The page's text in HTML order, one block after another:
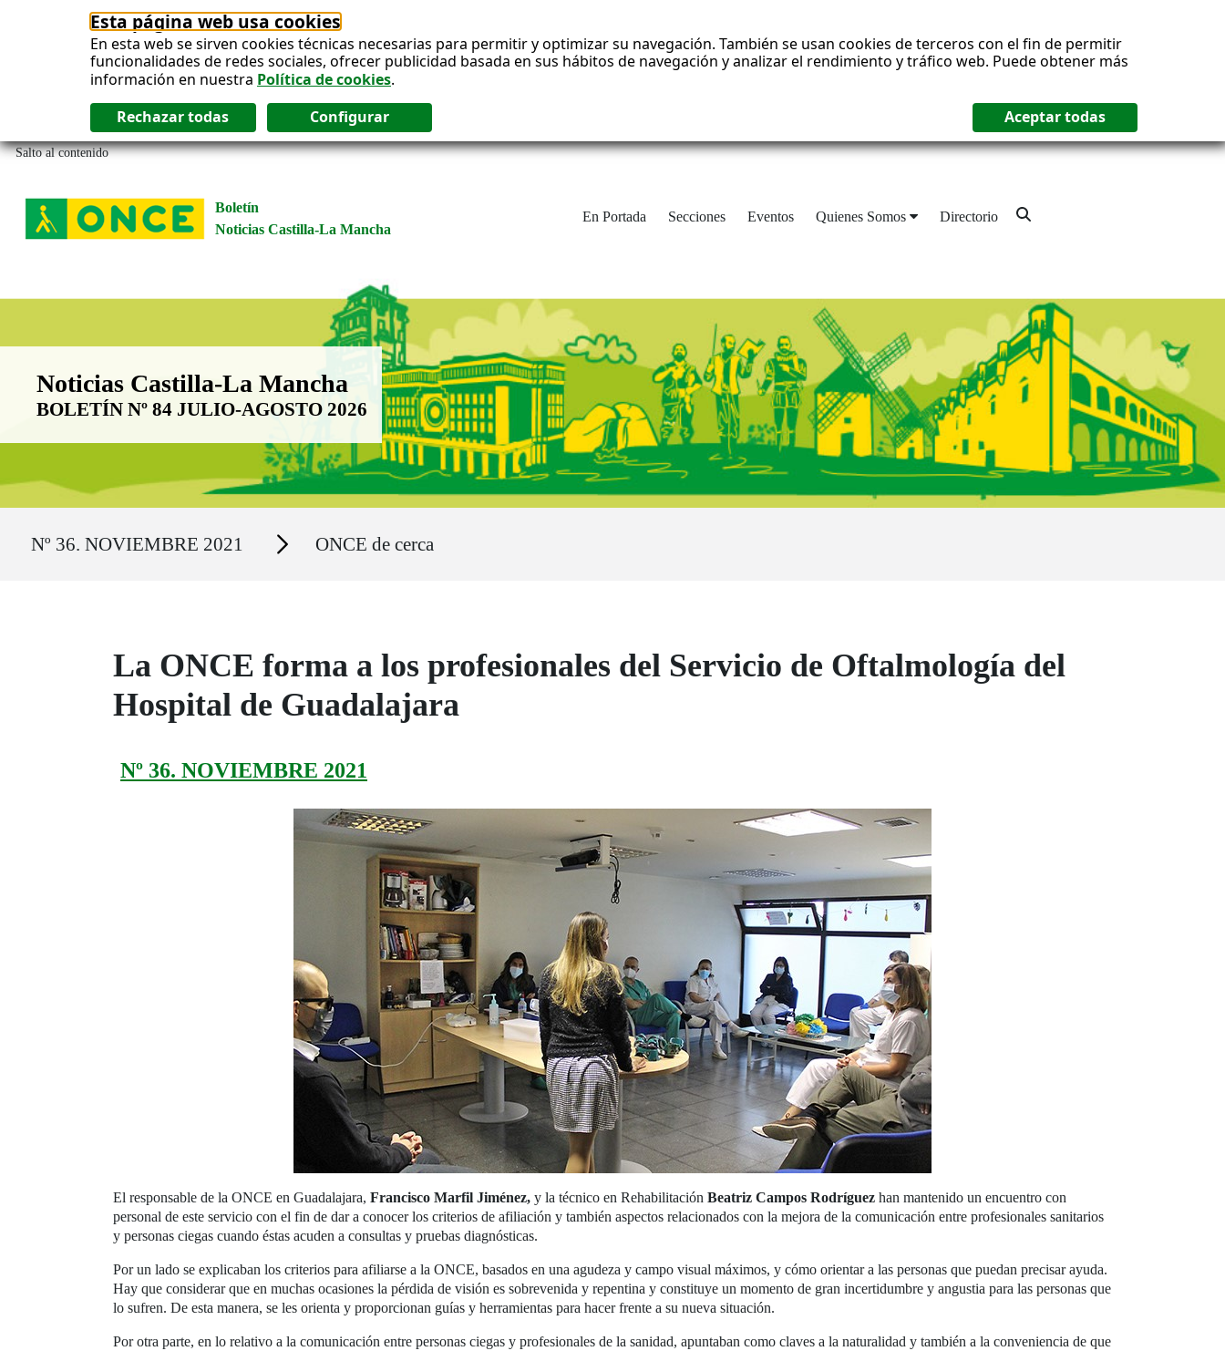
Esta página web usa cookies
En esta web se sirven cookies técnicas necesarias para permitir y optimizar su navegación. También se usan cookies de terceros con el fin de permitir
funcionalidades de redes sociales, ofrecer publicidad basada en sus hábitos de navegación y analizar el rendimiento y tráfico web. Puede obtener más
información en nuestra Política de cookies.
Salto al contenido
Boletín
Noticias Castilla-La Mancha
En Portada Secciones Eventos Quienes Somos Directorio
Boletín Noticias Castilla-La Mancha
Noticias Castilla-La Mancha
BOLETÍN Nº 84 JULIO-AGOSTO 2026
Nº 36. NOVIEMBRE 2021 Secciones ONCE de cerca
La ONCE forma a los profesionales del Servicio de Oftalmología del
Hospital de Guadalajara
Nº 36. NOVIEMBRE 2021
El responsable de la ONCE en Guadalajara, Francisco Marfil Jiménez, y la técnico en Rehabilitación Beatriz Campos Rodríguez han mantenido un encuentro con
personal de este servicio con el fin de dar a conocer los criterios de afiliación y también aspectos relacionados con la mejora de la comunicación entre profesionales sanitarios
y personas ciegas cuando éstas acuden a consultas y pruebas diagnósticas.
Por un lado se explicaban los criterios para afiliarse a la ONCE, basados en una agudeza y campo visual máximos, y cómo orientar a las personas que puedan precisar ayuda.
Hay que considerar que en muchas ocasiones la pérdida de visión es sobrevenida y repentina y constituye un momento de gran incertidumbre y angustia para las personas que
lo sufren. De esta manera, se les orienta y proporcionan guías y herramientas para hacer frente a su nueva situación.
Por otra parte, en lo relativo a la comunicación entre personas ciegas y profesionales de la sanidad, apuntaban como claves a la naturalidad y también a la conveniencia de que